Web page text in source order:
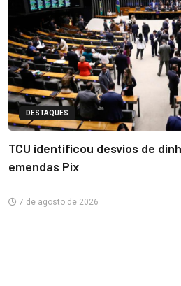
DESTAQUES
TCU identificou desvios de
emendas Pix
7 de agosto de 2026